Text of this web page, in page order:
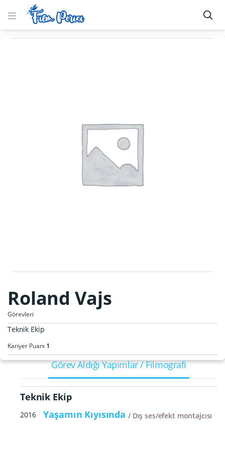
Roland Vajs
Görevleri
Teknik Ekip
Kariyer Puanı 1
Görev Aldığı Yapımlar / Filmografi
Teknik Ekip
2016 Yaşamın Kıyısında Dış ses/efekt montajcısı